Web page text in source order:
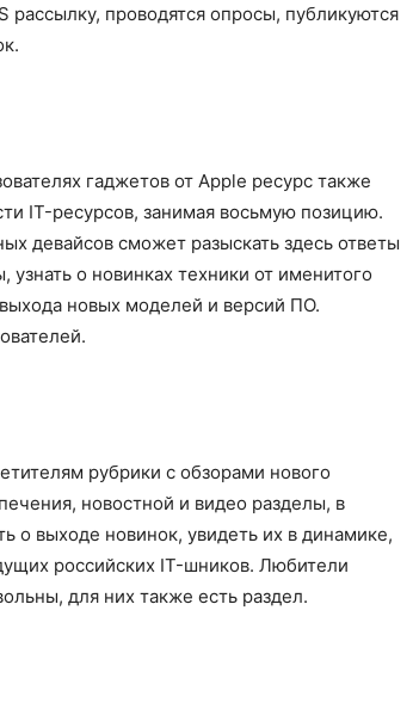
рассылку, проводятся опросы, публикуются
гаджетов от Apple ресурс также
IT-ресурсов, занимая восьмую позицию.
девайсов сможет разыскать здесь ответы
о новинках техники от именитого
новых моделей и версий ПО.
рубрики с обзорами нового
новостной и видео разделы, в
о выходе новинок, увидеть их в динамике,
российских IT-шников. Любители
для них также есть раздел.